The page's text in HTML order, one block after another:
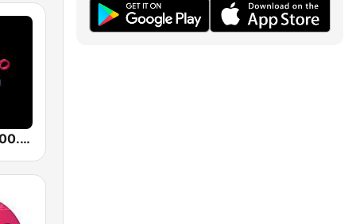
Radio Cima 100.5 FM